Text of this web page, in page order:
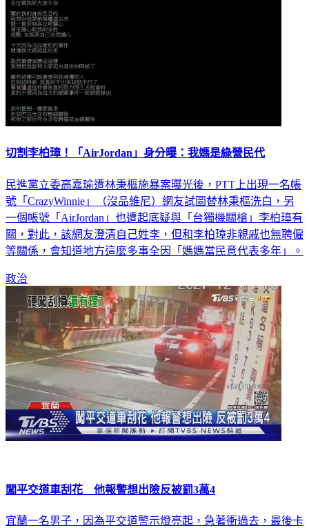
切割李柏璋！「AirJordan」身分曝：我媽是綠營民代
民進黨立委高嘉瑜遭林秉樞施暴案曝光後，PTT上出現一名帳
號「CrazyWinnie」（沒品維尼）網友試圖替林秉樞洗白，另
一個帳號「AirJordan」也遭起底疑與「台獨機關槍」李柏璋有
關，對此，該網友澄清自己姓李，但和李柏璋非親戚也無聘僱
等關係，會知道地方這麼多事全因「媽媽當民意代表多年」。
政治
闖平交道車刮花 他報警想出險反被罰3萬4
宜蘭一名男子，因為平交道警示燈亮起，急著衝過去，最後卡